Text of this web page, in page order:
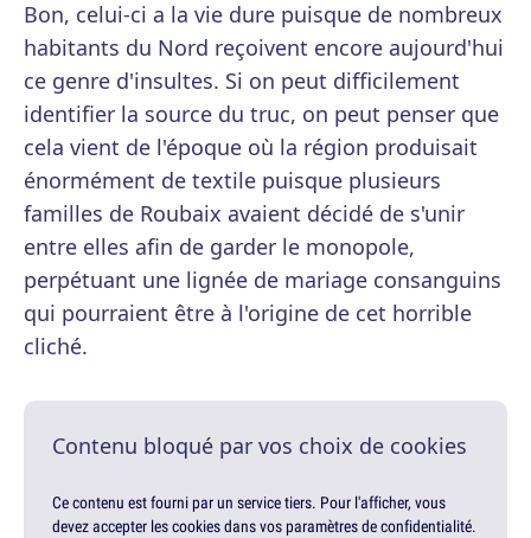
Bon, celui-ci a la vie dure puisque de nombreux
habitants du Nord reçoivent encore aujourd'hui
ce genre d'insultes. Si on peut difficilement
identifier la source du truc, on peut penser que
cela vient de l'époque où la région produisait
énormément de textile puisque plusieurs
familles de Roubaix avaient décidé de s'unir
entre elles afin de garder le monopole,
perpétuant une lignée de mariage consanguins
qui pourraient être à l'origine de cet horrible
cliché.
Contenu bloqué par vos choix de cookies
Ce contenu est fourni par un service tiers. Pour l'afficher, vous
devez accepter les cookies dans vos paramètres de confidentialité.